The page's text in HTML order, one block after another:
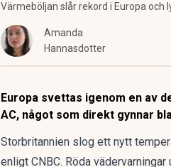
Värmeböljan slår rekord i Europa
Amanda
Hannasdotter
Europa svettas igenom en av
AC, något som direkt gynnar
Storbritannien slog ett nytt
enligt CNBC. Röda